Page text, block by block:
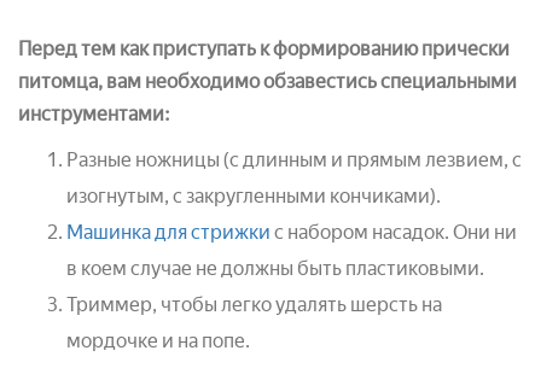
Перед тем как приступать к формированию прически
питомца, вам необходимо обзавестись специальными
инструментами:
Разные ножницы (с длинным и прямым лезвием, с
изогнутым, с закругленными кончиками).
Машинка для стрижки с набором насадок. Они ни
в коем случае не должны быть пластиковыми.
Триммер, чтобы легко удалять шерсть на
мордочке и на попе.